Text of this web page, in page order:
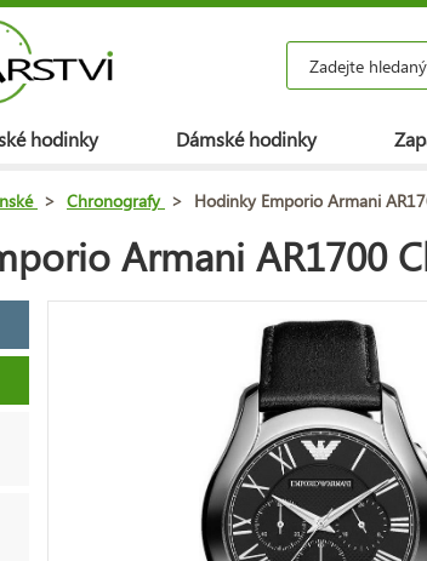
hodinky Dámské hodinky
> Chronografy > Hodinky Emporio Armani
Armani AR1700